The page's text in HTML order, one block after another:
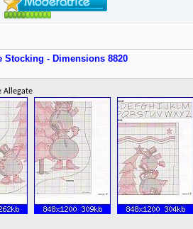
Stocking - Dimensions 8820
Allegate